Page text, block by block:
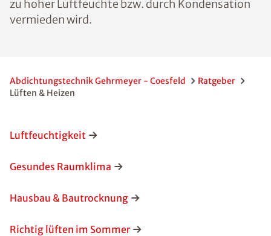
zu hoher Luftfeuchte bzw. durch Kondensation
vermieden wird.
Abdichtungstechnik Gehrmeyer - Coesfeld
Ratgeber
Lüften & Heizen
Luftfeuchtigkeit
Gesundes Raumklima
Hausbau & Bautrocknung
Richtig lüften im Sommer